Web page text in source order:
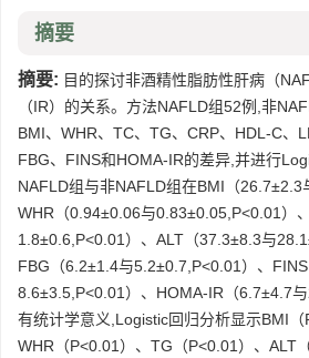
摘要
摘要: 目的探讨非酒精性脂肪性肝病（
（IR）的关系。方法NAFLD组52例,非
BMI、WHR、TC、TG、CRP、HDL-C、
FBG、FINS和HOMA-IR的差异,并进行
NAFLD组与非NAFLD组在BMI（26.7±2.3
WHR（0.94±0.06与0.83±0.05,P<0.01）
1.8±0.6,P<0.01）、ALT（37.3±8.3与
FBG（6.2±1.4与5.2±0.7,P<0.01）、
8.6±3.5,P<0.01）、HOMA-IR（6.7±4.7
有统计学意义,Logistic回归分析显示BMI（
WHR（P<0.01）、TG（P<0.01）、ALT